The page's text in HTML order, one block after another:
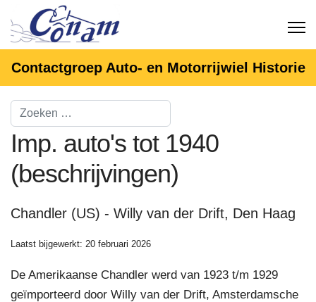
Contactgroep Auto- en Motorrijwiel Historie
Imp. auto's tot 1940
(beschrijvingen)
Chandler (US) - Willy van der Drift, Den Haag
Laatst bijgewerkt: 20 februari 2026
De Amerikaanse Chandler werd van 1923 t/m 1929
geïmporteerd door Willy van der Drift, Amsterdamsche